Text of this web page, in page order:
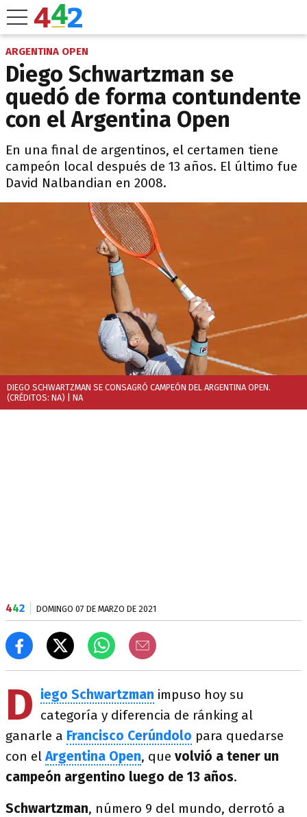
ARGENTINA OPEN
Diego Schwartzman se
quedó de forma contundente
con el Argentina Open
En una final de argentinos, el certamen tiene
campeón local después de 13 años. El último fue
David Nalbandian en 2008.
DIEGO SCHWARTZMAN SE CONSAGRÓ CAMPEÓN DEL ARGENTINA OPEN.
(CRÉDITOS: NA) | NA
442 DOMINGO 07 DE MARZO DE 2021
D iego Schwartzman impuso hoy su
categoría y diferencia de ránking al
ganarle a Francisco Cerúndolo para quedarse
con el Argentina Open, que volvió a tener un
campeón argentino luego de 13 años.
Schwartzman, número 9 del mundo, derrotó a